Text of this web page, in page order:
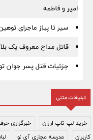
امیر و فاطمه
سیر تا پیاز ماجرای
قاتل مداح معروف یک
جزئیات قتل پسر جوان
تبلیغات متنی
خرید لپ تاپ ارزان
خبرگزاری
کاربران
مدرسه مجازی آی نو